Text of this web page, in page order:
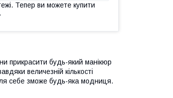
Тепер ви можете купити
прикрасити будь-який манікюр
величезній кількості
себе зможе будь-яка модниця.